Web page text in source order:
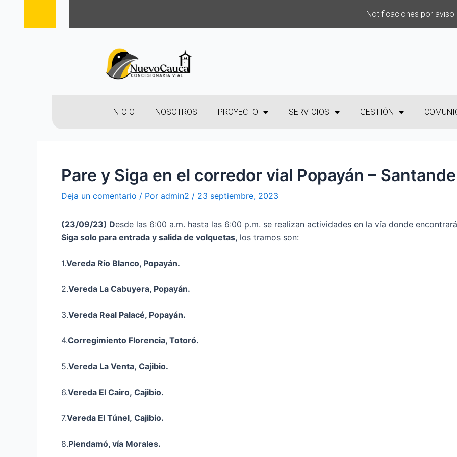
Notificaciones por aviso
INICIO NOSOTROS PROYECTO SERVICIOS GESTIÓN
Pare y Siga en el corredor vial Popayán –
Deja un comentario / Por admin2 / 23 septiembre, 2023
(23/09/23) Desde las 6:00 a.m. hasta las 6:00 p.m. se realizan actividades en la vía donde
Siga solo para entrada y salida de volquetas, los tramos son:
1.Vereda Río Blanco, Popayán.
2.Vereda La Cabuyera, Popayán.
3.Vereda Real Palacé, Popayán.
4.Corregimiento Florencia, Totoró.
5.Vereda La Venta, Cajibio.
6.Vereda El Cairo, Cajibio.
7.Vereda El Túnel, Cajibio.
8.Piendamó, vía Morales.